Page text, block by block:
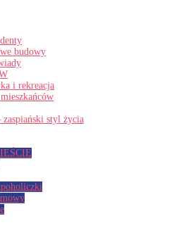
budowy
i rekreacja
zaspiański styl życia